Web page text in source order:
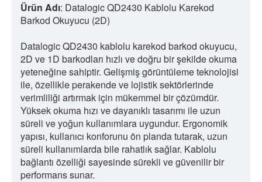
Ürün Adı: Datalogic QD2430 Kablolu Karekod
Barkod Okuyucu (2D)
Datalogic QD2430 kablolu karekod barkod okuyucu,
2D ve 1D barkodları hızlı ve doğru bir şekilde okuma
yeteneğine sahiptir. Gelişmiş görüntüleme teknolojisi
ile, özellikle perakende ve lojistik sektörlerinde
verimliliği artırmak için mükemmel bir çözümdür.
Yüksek okuma hızı ve dayanıklı tasarımı ile uzun
süreli ve yoğun kullanımlara uygundur. Ergonomik
yapısı, kullanıcı konforunu ön planda tutarak, uzun
süreli kullanımlarda bile rahatlık sağlar. Kablolu
bağlantı özelliği sayesinde sürekli ve güvenilir bir
performans sunar.